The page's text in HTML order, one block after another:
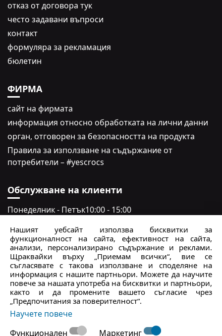
oтказ от договора тук
често задавани въпроси
контакт
формуляра за рекламация
бюлетин
ФИРМА
сайт на фирмата
информация относно обработката на лични данни
oрган, отговорен за безопасността на продукта
Правила за използване на съдържание от
потребители – #yescrocs
Обслужване на клиенти
Понеделник - Петък10:00 - 15:00
crocs.bg@intersocks.pl
+359
Изпрати
ПриемамПолитиката за поверителност
Нашият уебсайт използва бисквитки за
функционалност на сайта, ефективност на сайта,
анализи, персонализирано съдържание и реклами.
Щраквайки върху „Приемам всички“, вие се
съгласявате с такова използване и споделяне на
информация с нашите партньори. Можете да научите
повече за нашата употреба на бисквитки и партньори,
както и да промените вашето съгласие чрез
„Предпочитания за поверителност“.
Научете повече
Функционален
Маркетинг